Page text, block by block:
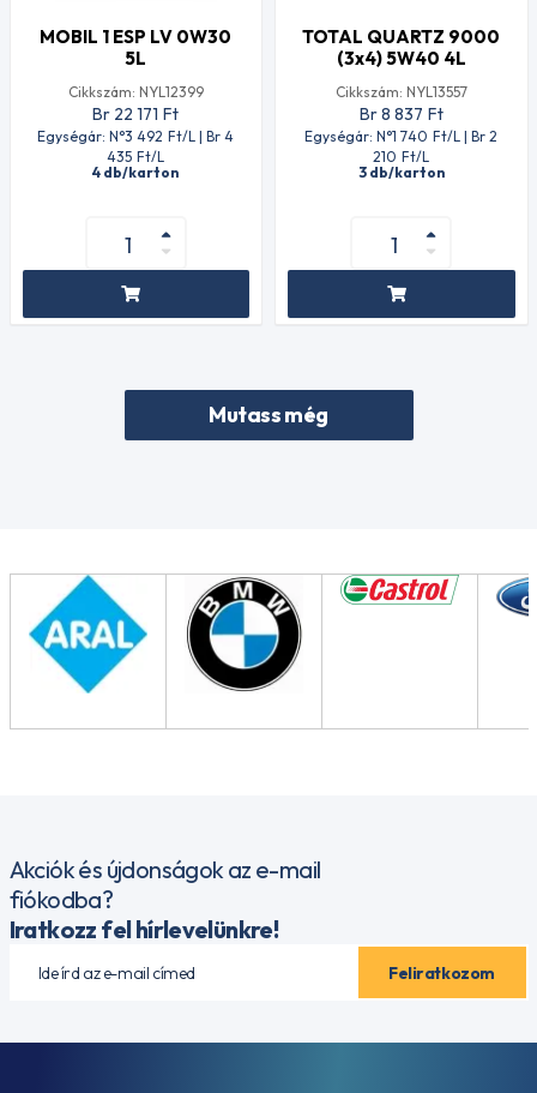
MOBIL 1 ESP LV 0W30
5L
Cikkszám: NYL12399
Br 22 171 Ft
Egységár: N°3 492 Ft/L | Br 4
435 Ft/L
4 db/karton
TOTAL QUARTZ 9000
(3x4) 5W40 4L
Cikkszám: NYL13557
Br 8 837 Ft
Egységár: N°1 740 Ft/L | Br 2
210 Ft/L
3 db/karton
Mutass még
Akciók és újdonságok az e-mail
fiókodba?
Iratkozz fel hírlevelünkre!